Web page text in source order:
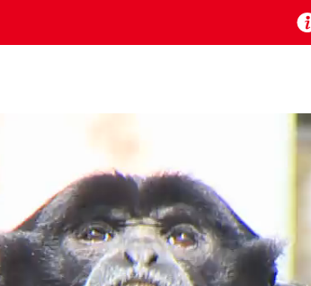
お知らせ
9月24日からリニューアルします！